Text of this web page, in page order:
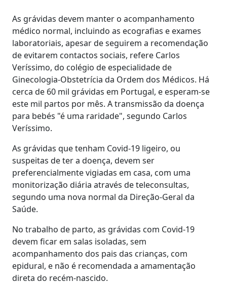
As grávidas devem manter o acompanhamento
médico normal, incluindo as ecografias e exames
laboratoriais, apesar de seguirem a recomendação
de evitarem contactos sociais, refere Carlos
Veríssimo, do colégio de especialidade de
Ginecologia-Obstetrícia da Ordem dos Médicos. Há
cerca de 60 mil grávidas em Portugal, e esperam-se
este mil partos por mês. A transmissão da doença
para bebés "é uma raridade", segundo Carlos
Veríssimo.
As grávidas que tenham Covid-19 ligeiro, ou
suspeitas de ter a doença, devem ser
preferencialmente vigiadas em casa, com uma
monitorização diária através de teleconsultas,
segundo uma nova normal da Direção-Geral da
Saúde.
No trabalho de parto, as grávidas com Covid-19
devem ficar em salas isoladas, sem
acompanhamento dos pais das crianças, com
epidural, e não é recomendada a amamentação
direta do recém-nascido.